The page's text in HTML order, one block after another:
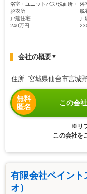
浴室・ユニットバス/洗面所・
脱衣所
戸建住宅
240万円
浴
脱
戸
会社の概要▼
住所 宮城県仙台市宮城
無料
匿名
この会
※リ
この会社を
有限会社ペイン
オ）